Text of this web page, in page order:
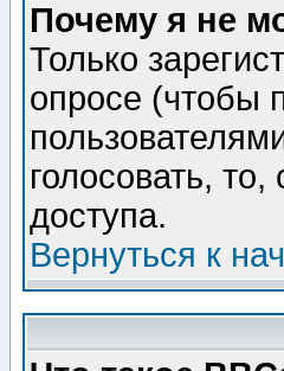
Почему я не
Только
опросе (чтобы
голосовать,
доступа.
Вернуться к